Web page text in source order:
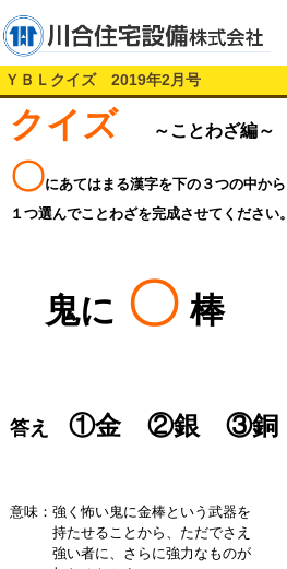
ＹＢＬクイズ 2019年2月号
クイズ ～ことわざ編～
〇にあてはまる漢字を下の３つの中から
１つ選んでことわざを完成させてください。
鬼に 〇 棒
答え ①金 ②銀 ③銅
意味：強く怖い鬼に金棒という武器を
持たせることから、ただでさえ
強い者に、さらに強力なものが